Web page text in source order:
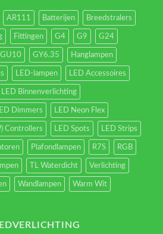
AR111 Batterijen Breedstralers
Fittingen G4 G9 G24
GU10 GY6.35 Hanglampen
LED-lampen LED Accessoires
LED Binnenverlichting
Dimmers LED Neon Flex
Controllers LED Spots LED Strips
Plafondlampen R7S RGB
TL Waterdicht Verlichting
Wandlampen Warm Wit